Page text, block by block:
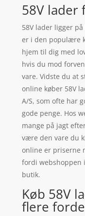
58V lader
58V lader ligger
er i den populære
hjem til dig med
hvis du mod
vare. Vidste du at
online køber 58V
A/S, som ofte har
gode penge. Hos
mange på jagt
være den vare du
online er priserne
fordi webshoppen
butik.
Køb 58V
flere